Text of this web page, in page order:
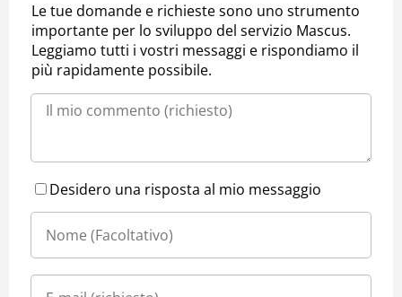
Le tue domande e richieste sono uno strumento
importante per lo sviluppo del servizio Mascus.
Leggiamo tutti i vostri messaggi e rispondiamo il
più rapidamente possibile.
Desidero una risposta al mio messaggio